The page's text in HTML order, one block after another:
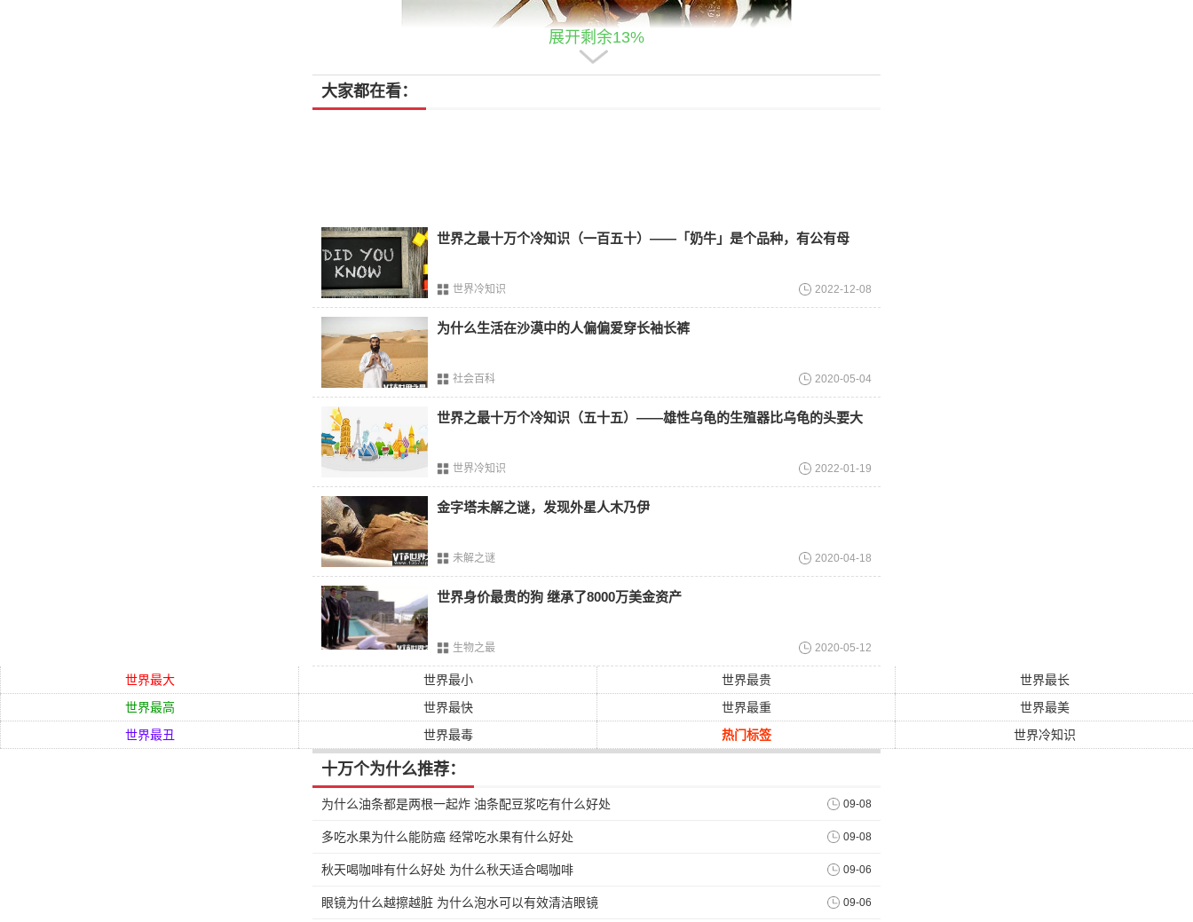
护的效果，所以常常用来清洗皮肤。
肥皂和香皂的制作工艺基本相似，但是制作香皂的时候，所用的油脂，其品质比制
肥皂的要好。品质优良的香皂，手感细腻、色泽纯正、味道也更加持久。虽然肥皂和香
皂都有清洁作用，但是用香皂洗的皮肤比肥皂洗的皮肤更加嫩滑和舒适。
免责声明：以上内容源自网络，版权归原作者所有，如有侵犯您的原创版权请告知，我
们将尽快删除相关内容。
展开剩余13%
大家都在看：
世界之最十万个冷知识（一百五十）——「奶牛」是个品种，有公有母
世界冷知识 2022-12-08
为什么生活在沙漠中的人偏偏爱穿长袖长裤
社会百科 2020-05-04
世界之最十万个冷知识（五十五）——雄性乌龟的生殖器比乌龟的头要大
世界冷知识 2022-01-19
金字塔未解之谜，发现外星人木乃伊
未解之谜 2020-04-18
世界身价最贵的狗 继承了8000万美金资产
生物之最 2020-05-12
世界最大 世界最小 世界最贵
世界最长
世界最高
世界最快 世界最重
世界最美
世界最丑
世界最毒 热门标签 世界冷知识
十万个为什么推荐：
为什么油条都是两根一起炸 油条配豆浆吃有什么好处 09-08
多吃水果为什么能防癌 经常吃水果有什么好处 09-08
秋天喝咖啡有什么好处 为什么秋天适合喝咖啡 09-06
眼镜为什么越擦越脏 为什么泡水可以有效清洁眼镜 09-06